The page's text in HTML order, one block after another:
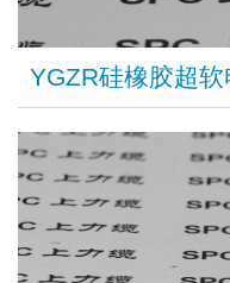
YGZR硅橡胶超软